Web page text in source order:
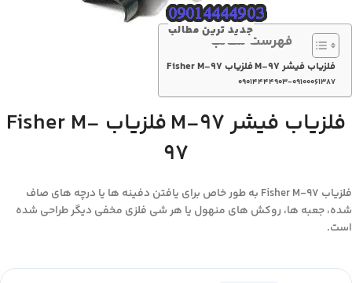
جدید ترین مطالب
فهرست مطالب
فلزیاب فیشر M-97 فلزیاب Fisher M-97
۰۹۰۱۴۴۴۴۹۰۳-۰۹۱۰۰۰۶۱۳۸۷
فلزیاب فیشر M-97 فلزیاب Fisher M-
97
فلزیاب Fisher M-97 به طور خاص برای یافتن دفینه ها یا درچه های صاف
شده، جعبه ها، روکش های منهول یا هر شی فلزی مخفی دیگر طراحی شده
است.